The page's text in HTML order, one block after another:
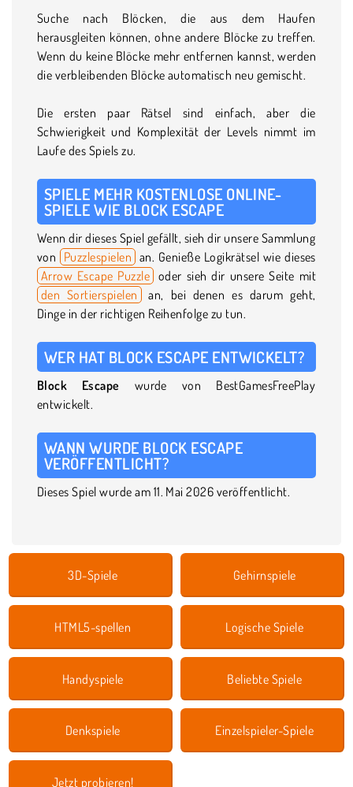
Suche nach Blöcken, die aus dem Haufen
herausgleiten können, ohne andere Blöcke zu treffen.
Wenn du keine Blöcke mehr entfernen kannst, werden
die verbleibenden Blöcke automatisch neu gemischt.
Die ersten paar Rätsel sind einfach, aber die
Schwierigkeit und Komplexität der Levels nimmt im
Laufe des Spiels zu.
SPIELE MEHR KOSTENLOSE ONLINE-
SPIELE WIE BLOCK ESCAPE
Wenn dir dieses Spiel gefällt, sieh dir unsere Sammlung
von Puzzlespielen an. Genieße Logikrätsel wie dieses
Arrow Escape Puzzle oder sieh dir unsere Seite mit
den Sortierspielen an, bei denen es darum geht,
Dinge in der richtigen Reihenfolge zu tun.
WER HAT BLOCK ESCAPE ENTWICKELT?
Block Escape wurde von BestGamesFreePlay
entwickelt.
WANN WURDE BLOCK ESCAPE
VERÖFFENTLICHT?
Dieses Spiel wurde am 11. Mai 2026 veröffentlicht.
3D-Spiele Gehirnspiele
HTML5-spellen Logische Spiele
Handyspiele Beliebte Spiele
Denkspiele Einzelspieler-Spiele
Jetzt probieren!